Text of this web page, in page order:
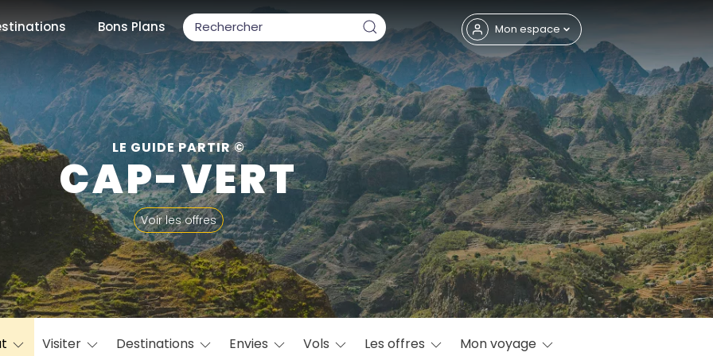
Bons Plans Mon espace
LE GUIDE PARTIR ©
CAP-VERT
Voir les offres
Visiter Destinations Envies Vols Les offres Mon voyage
Fermer
populaires
mois
Mars Avril Mai Juin Juillet Août
Septembre
Novembre Décembre